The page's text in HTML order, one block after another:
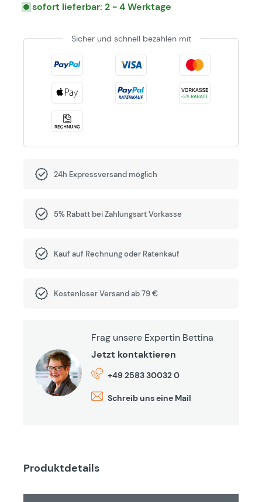
sofort lieferbar: 2 - 4 Werktage
Sicher und schnell bezahlen mit
24h Expressversand möglich
5% Rabatt bei Zahlungsart Vorkasse
Kauf auf Rechnung oder Ratenkauf
Kostenloser Versand ab 79 €
Frag unsere Expertin Bettina
Jetzt kontaktieren
+49 2583 30032 0
Schreib uns eine Mail
Produktdetails